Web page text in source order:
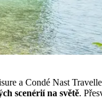
a Condé Nast
scenérií na světě.